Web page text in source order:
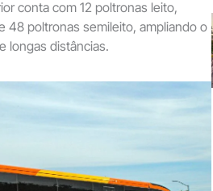
conta com 12 poltronas leito,
48 poltronas semileito, ampliando o
longas distâncias.